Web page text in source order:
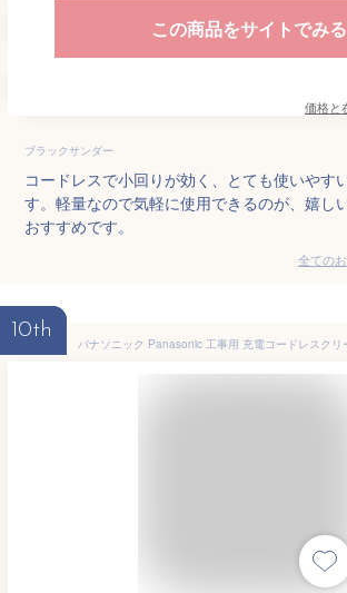
この商品をサイトでみる
価格と
ブラックサンダー
コードレスで小回りが効く、とても使いやす
す。軽量なので気軽に使用できるのが、嬉し
おすすめです。
全ての
10th